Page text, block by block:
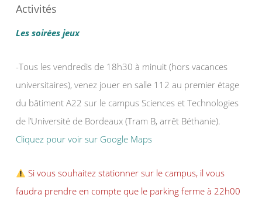
Activités
Les soirées jeux
-Tous les vendredis de 18h30 à minuit (hors vacances
universitaires), venez jouer en salle 112 au premier étage
du bâtiment A22 sur le campus Sciences et Technologies
de l’Université de Bordeaux (Tram B, arrêt Béthanie).
Cliquez pour voir sur Google Maps
Si vous souhaitez stationner sur le campus, il vous
faudra prendre en compte que le parking ferme à 22h00